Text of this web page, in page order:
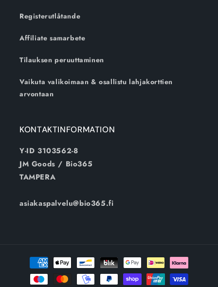
Registerutlåtande
Affiliate samarbete
Tilauksen peruuttaminen
Vaikuta valikoimaan & osallistu lahjakorttien
arvontaan
KONTAKTINFORMATION
Y-ID 3103562-8
JM Goods / Bio365
TAMPERA
asiakaspalvelu@bio365.fi
Betalningsmetoder